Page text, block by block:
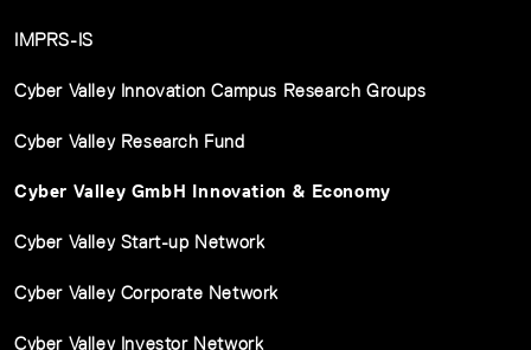
IMPRS-IS
Cyber Valley Innovation Campus Research Groups
Cyber Valley Research Fund
Cyber Valley GmbH Innovation & Economy
Cyber Valley Start-up Network
Cyber Valley Corporate Network
Cyber Valley Investor Network